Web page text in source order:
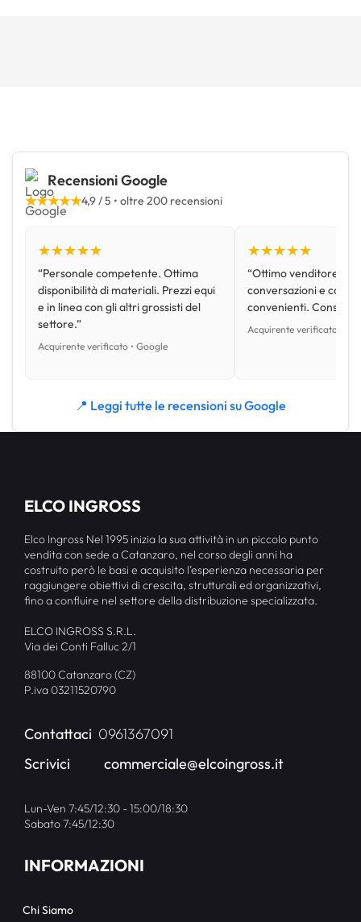
Recensioni Google
★★★★★4,9 / 5 • oltre 200 recensioni
★★★★★
“Personale competente. Ottima
disponibilità di materiali. Prezzi equi
e in linea con gli altri grossisti del
settore.”
Acquirente verificato • Google
★★★★★
“Ottimo venditore,
conversazioni e con
convenienti.
Acquirente verificato •
📍 Leggi tutte le recensioni su Google
ELCO INGROSS
Elco Ingross Nel 1995 inizia la sua attività in un piccolo punto
vendita con sede a Catanzaro, nel corso degli anni ha
costruito però le basi e acquisito l’esperienza necessaria per
raggiungere obiettivi di crescita, strutturali ed organizzativi,
fino a confluire nel settore della distribuzione specializzata.
ELCO INGROSS S.R.L.
Via dei Conti Falluc 2/1
88100 Catanzaro (CZ)
P.iva 03211520790
Contattaci 0961367091
Scrivici
commerciale@elcoingross.it
Lun-Ven 7:45/12:30 - 15:00/18:30
Sabato 7:45/12:30
INFORMAZIONI
Chi Siamo